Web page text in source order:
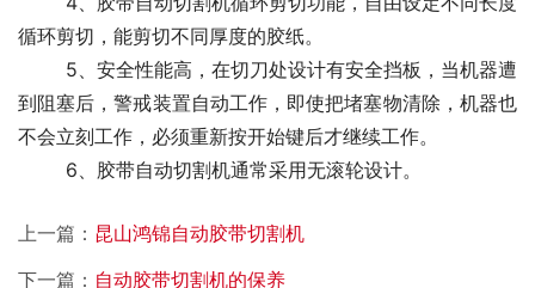
循环剪切，能剪切不同厚度的胶纸。
到阻塞后，警戒装置自动工作，即使把堵塞物清除，机器也
不会立刻工作，必须重新按开始键后才继续工作。
	6、胶带自动切割机通常采用无滚轮设计。
上一篇： 昆山鸿锦自动胶带切割机
下一篇： 自动胶带切割机的保养